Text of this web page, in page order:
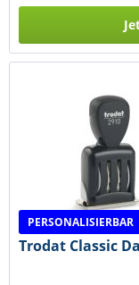
PERSONALISIERBAR
Trodat Classic